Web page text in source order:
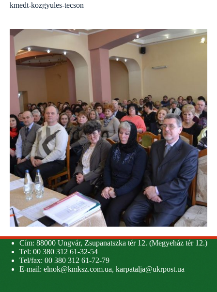
kmedt-kozgyules-tecson
Cím: 88000 Ungvár, Zsupanatszka tér 12. (Megyeház tér 12.)
Tel: 00 380 312 61-32-54
Tel/fax: 00 380 312 61-72-79
E-mail: elnok@kmksz.com.ua, karpatalja@ukrpost.ua